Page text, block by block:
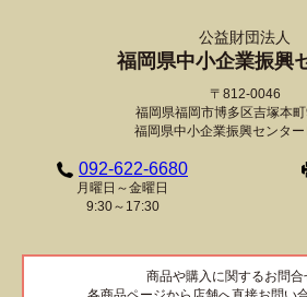
公益財団法人
福岡県中小企業振興
〒812-0046
福岡県福岡市博多区吉塚本
福岡県中小企業振興センタ
092-622-6680
月曜日～金曜日
9:30～17:30
商品や購入に関するお問合